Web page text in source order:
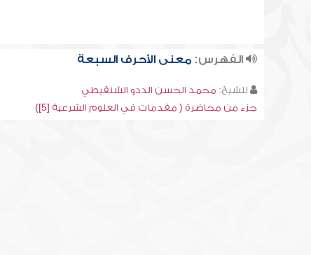
الفهرس:معنى الأحرف السبعة
للشيخ: محمد الحسن الددو الشنقيطي
جزء من محاضرة ( مقدمات في العلوم الشرعية [5])